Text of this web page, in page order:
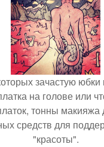
зачастую
на голове или
тонны макияжа
средств для
"красоты".